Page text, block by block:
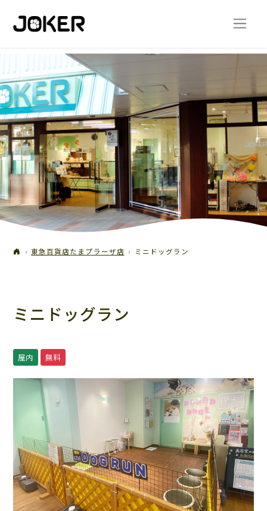
東急百貨店たまプラーザ店 ミニドッグラン
ミニドッグラン
屋内 無料